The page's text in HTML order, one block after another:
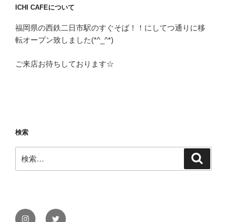
ICHI CAFEについて
福岡県の西鉄二日市駅のすぐそば！！にしてつ通りに移
転オープン致しました(*^_^*)
ご来店お待ちしております☆
検索
索:
InstagramTwitter